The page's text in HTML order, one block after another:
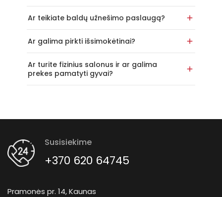
Ar teikiate baldų užnešimo paslaugą?
Ar galima pirkti išsimokėtinai?
Ar turite fizinius salonus ir ar galima
prekes pamatyti gyvai?
Susisiekime
+370 620 64745
Pramonės pr. 14, Kaunas